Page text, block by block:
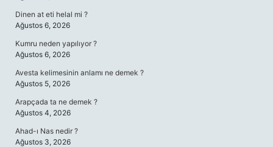
Dinen at eti helal mi ?
Ağustos 6, 2026
Kumru neden yapılıyor ?
Ağustos 6, 2026
Avesta kelimesinin anlamı ne demek ?
Ağustos 5, 2026
Arapçada ta ne demek ?
Ağustos 4, 2026
Ahad-ı Nas nedir ?
Ağustos 3, 2026